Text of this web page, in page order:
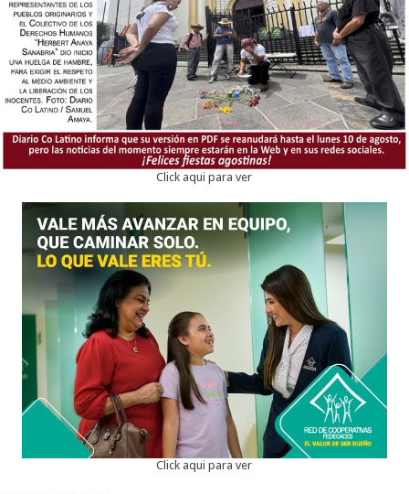
Click aqui para ver
Click aqui para ver